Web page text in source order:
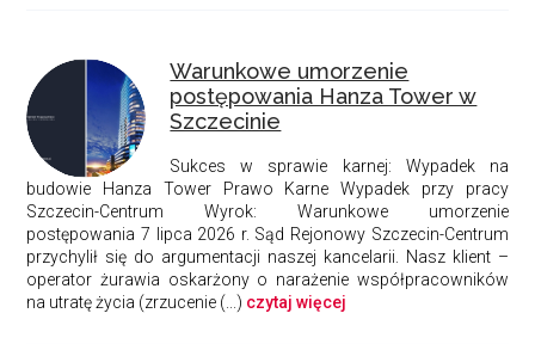
Warunkowe umorzenie
postępowania Hanza Tower w
Szczecinie
Sukces w sprawie karnej: Wypadek na
budowie Hanza Tower
Prawo Karne
Wypadek przy pracy
Szczecin-Centrum Wyrok: Warunkowe umorzenie
postępowania 7 lipca 2026 r. Sąd Rejonowy Szczecin-Centrum
przychylił się do argumentacji naszej kancelarii. Nasz klient –
operator żurawia oskarżony o narażenie współpracowników
na utratę życia (zrzucenie (...) czytaj więcej